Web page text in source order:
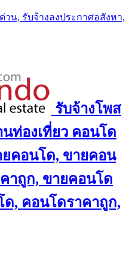
น, รับจ้างลงประกาศอสังหา,
รับจ้างโพส
ท่องเที่ยว คอนโด
คอนโด, ขายคอน
าถูก, ขายคอนโด
ด, คอนโดราคาถูก,